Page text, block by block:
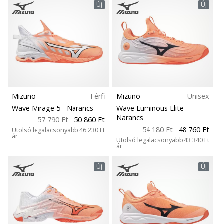
a
technikai
újdonságokat
és
nézd
meg,
2024.11.25.
3 perces olvasási idő
kézilabda
márkánk
nagykövete
Te
is
Új
Mizuno
Férfi
Wave Mirage 5 - Narancs
57 790 Ft
50 860 Ft
Utolsó legalacsonyabb
ár
46 230 Ft
Új
Mizuno
Unisex
Wave Luminous Elite -
Narancs
54 180 Ft
48 760 Ft
Utolsó legalacsonyabb
ár
43 340 Ft
Új Új